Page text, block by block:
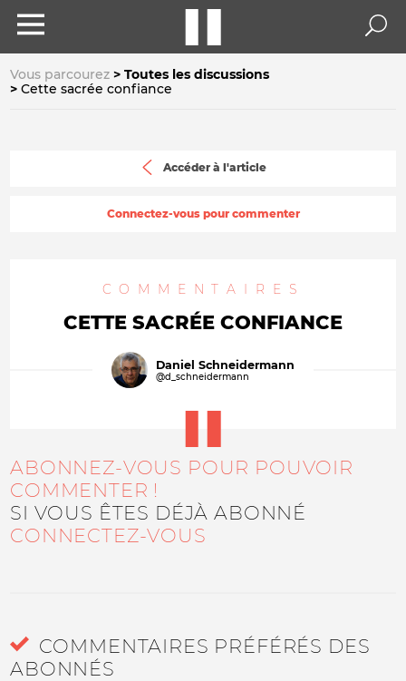
Vous parcourez
Toutes les discussions
Cette sacrée confiance
Accéder à l'article
Connectez-vous pour commenter
COMMENTAIRES
CETTE SACRÉE CONFIANCE
Daniel Schneidermann
@d_schneidermann
ABONNEZ-VOUS POUR POUVOIR
COMMENTER !
SI VOUS ÊTES DÉJÀ ABONNÉ
CONNECTEZ-VOUS
COMMENTAIRES PRÉFÉRÉS DES
ABONNÉS